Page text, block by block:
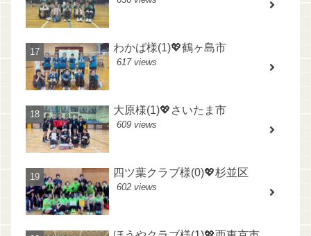
わかば様(1)💖鶴ヶ島市
617 views
大原様(1)💖さいたま市
609 views
四ツ葉クラブ様(0)💖杉並区
602 views